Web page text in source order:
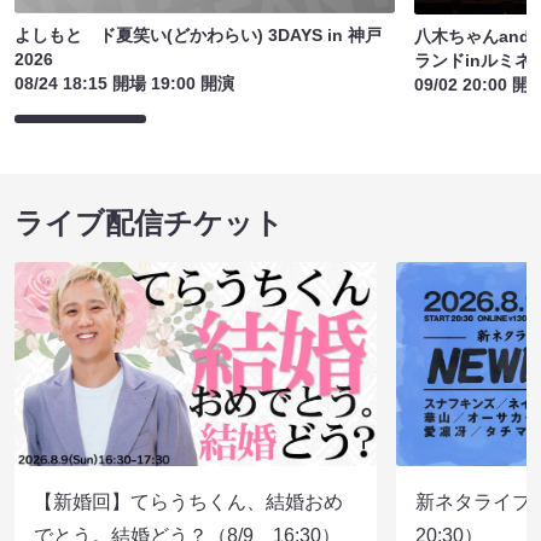
よしもと ド夏笑い(どかわらい) 3DAYS in 神戸
2026
08/24 18:15 開場 19:00 開演
八木ちゃんand
ランドinルミネ
09/02 20:00 開
ライブ配信チケット
【新婚回】てらうちくん、結婚おめ
でとう。結婚どう？（8/9 16:30）
新ネタライ
20:30）